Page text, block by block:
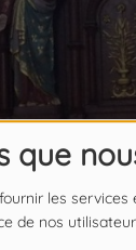
que
les
de nos